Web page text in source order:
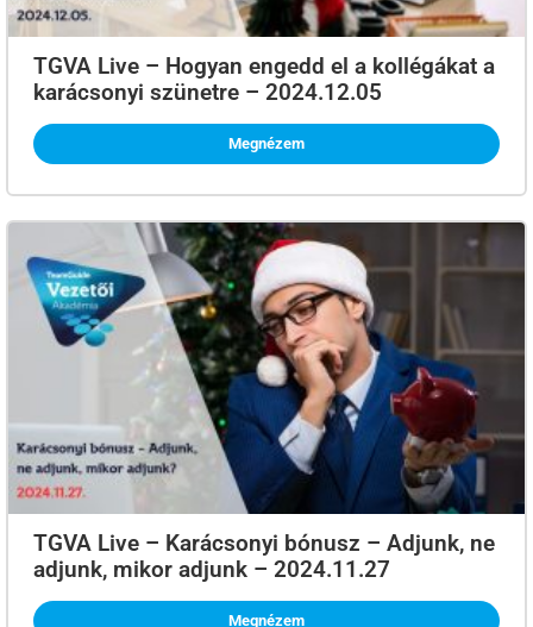
TGVA Live – Hogyan engedd el a kollégákat a
karácsonyi szünetre – 2024.12.05
Megnézem
TGVA Live – Karácsonyi bónusz – Adjunk, ne
adjunk, mikor adjunk – 2024.11.27
Megnézem